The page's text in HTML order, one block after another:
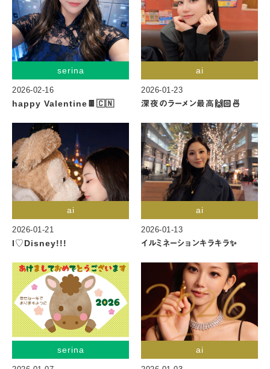
serina
2026-02-16
happy Valentine🍫🇨🇳
ai
2026-01-23
深夜のラーメン最高🙌🏻🍜
ai
2026-01-21
I♡Disney!!!
ai
2026-01-13
イルミネーションキラキラ✨
serina ai